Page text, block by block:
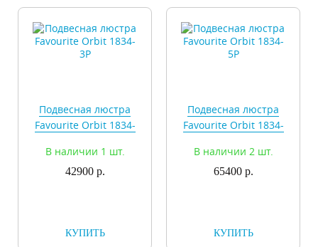
Подвесная люстра
Favourite Orbit 1834-
В наличии 1 шт.
42900 р.
КУПИТЬ
Подвесная люстра
Favourite Orbit 1834-
В наличии 2 шт.
65400 р.
КУПИТЬ